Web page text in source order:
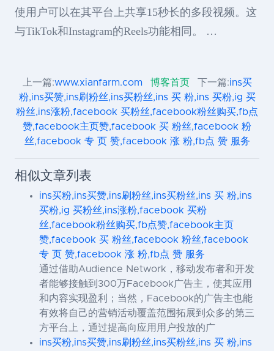
使用户可以在其平台上共享15秒长的多段视频。这
与TikTok和Instagram的Reels功能相同。 …
上一篇:www.xianfarm.com 博客首页 下一篇:ins买
粉,ins买赞,ins刷粉丝,ins买粉丝,ins 买 粉,ins 买粉,ig 买
粉丝,ins涨粉,facebook 买粉丝,facebook粉丝购买,fb点
赞,facebook主页赞,facebook 买 粉丝,facebook 粉
丝,facebook 专 页 赞,facebook 涨 粉,fb点 赞 服务
相似文章列表
ins买粉,ins买赞,ins刷粉丝,ins买粉丝,ins 买 粉,ins
买粉,ig 买粉丝,ins涨粉,facebook 买粉
丝,facebook粉丝购买,fb点赞,facebook主页
赞,facebook 买 粉丝,facebook 粉丝,facebook
专 页 赞,facebook 涨 粉,fb点 赞 服务
通过借助Audience Network，移动发布者和开发
者能够接触到300万Facebook广告主，使其应用
和内容实现盈利；当然，Facebook的广告主也能
有效将自己的营销活动覆盖范围拓展到众多的第三
方平台上，通过提高向应用用户投放的广
ins买粉,ins买赞,ins刷粉丝,ins买粉丝,ins 买 粉,ins